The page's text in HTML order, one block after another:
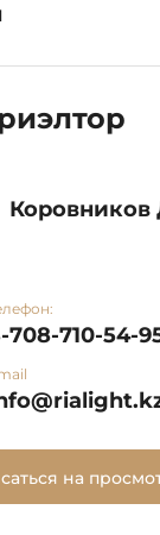
708-710-54-
на